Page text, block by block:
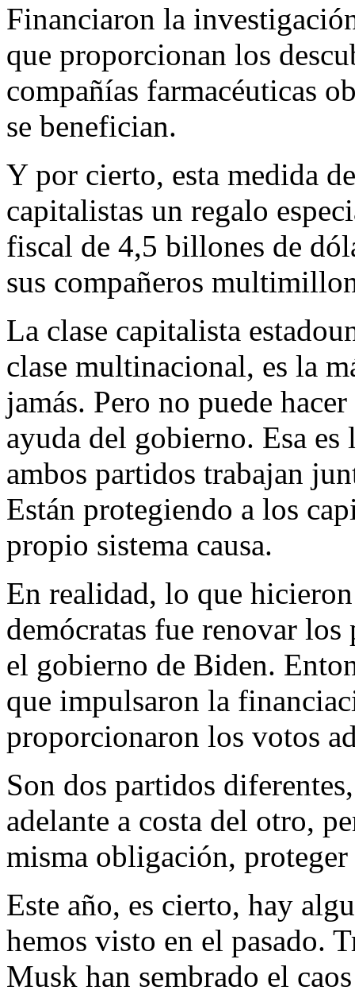
Financiaron la
que proporcionan los
compañías farmacéuticas
se benefician.
Y por cierto, esta medida
capitalistas un regalo
fiscal de 4,5 billones de
sus compañeros
La clase capitalista
clase multinacional, es la
jamás. Pero no puede
ayuda del gobierno. Esa
ambos partidos trabajan
Están protegiendo a los
propio sistema causa.
En realidad, lo que
demócratas fue renovar
el gobierno de Biden.
que impulsaron la
proporcionaron los votos
Son dos partidos
adelante a costa del otro,
misma obligación,
Este año, es cierto, hay
hemos visto en el pasado.
Musk han sembrado el